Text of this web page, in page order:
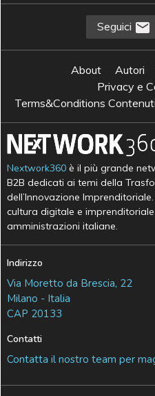
Seguici
About Autori
Privacy e
Terms&Conditions
Nextwork360 è il più grande
B2B dedicati ai temi della
dell’Innovazione
cultura digitale e
amministrazioni italiane.
Indirizzo
Via Moretto da Brescia, 22
Milano - Italia
CAP 20133
Contatti
Contatta il nostro team per